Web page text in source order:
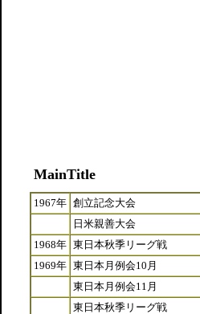
MainTitle
1967年 創立記念大会
日米親善大会
1968年 東日本秋季リーグ戦
1969年 東日本月例会10月
東日本月例会11月
東日本秋季リーグ戦